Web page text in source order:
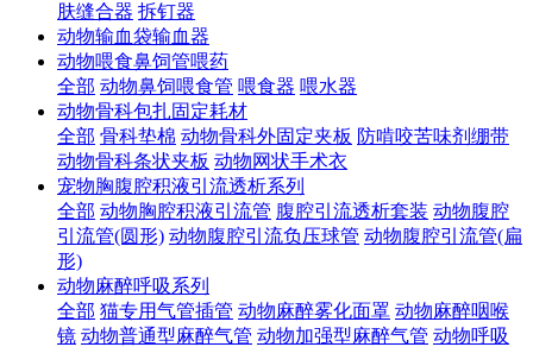
肤缝合器 拆钉器
动物输血袋输血器
动物喂食鼻饲管喂药
全部 动物鼻饲喂食管 喂食器 喂水器
动物骨科包扎固定耗材
全部 骨科垫棉 动物骨科外固定夹板 防啃咬苦味剂绷带
动物骨科条状夹板 动物网状手术衣
宠物胸腹腔积液引流透析系列
全部 动物胸腔积液引流管 腹腔引流透析套装 动物腹腔
引流管(圆形) 动物腹腔引流负压球管 动物腹腔引流管(扁
形)
动物麻醉呼吸系列
全部 猫专用气管插管 动物麻醉雾化面罩 动物麻醉咽喉
镜 动物普通型麻醉气管 动物加强型麻醉气管 动物呼吸